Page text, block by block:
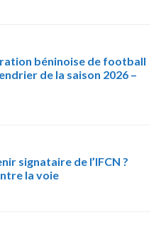
béninoise de football
de la saison 2026 –
signataire de l’IFCN ?
la voie